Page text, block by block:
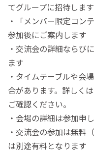
てグループに招待します
・「メンバー限定コン
参加後にご案内します
・交流会の詳細ならび
ます
・タイムテーブルや会
合があります。詳しく
ご確認ください。
・会場の詳細は参加申
・交流会の参加は無料
は別途有料となります